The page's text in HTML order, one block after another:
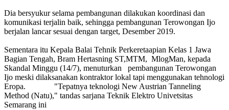
Dia bersyukur selama pembangunan dilakukan koordinasi dan
komunikasi terjalin baik, sehingga pembangunan Terowongan Ijo
berjalan lancar sesuai dengan target, Desember 2019.
Sementara itu Kepala Balai Tehnik Perkeretaapian Kelas 1 Jawa
Bagian Tengah, Bram Hertasning ST,MTM, MlogMan, kepada
Skandal Minggu (14/7), menuturkan pembangunan Terowongan
Ijo meski dilaksanakan kontraktor lokal tapi menggunakan tehnologi
Eropa. "Tepatnya teknologi New Austrian Tanneling
Method (Natu)," tandas sarjana Teknik Elektro Univetsitas
Semarang ini